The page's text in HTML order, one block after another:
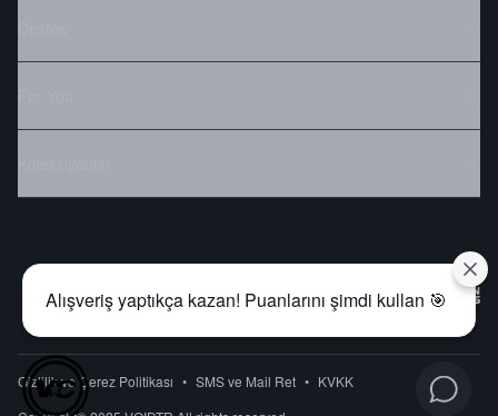
Gizlilik ve Çerez Politikası • SMS ve Mail Ret • KVKK
Alışveriş yaptıkça kazan! Puanlarını şimdi kullan 🎯